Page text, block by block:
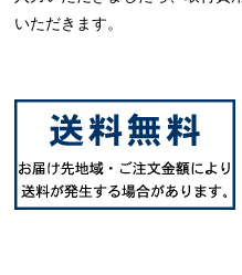
いただきます。